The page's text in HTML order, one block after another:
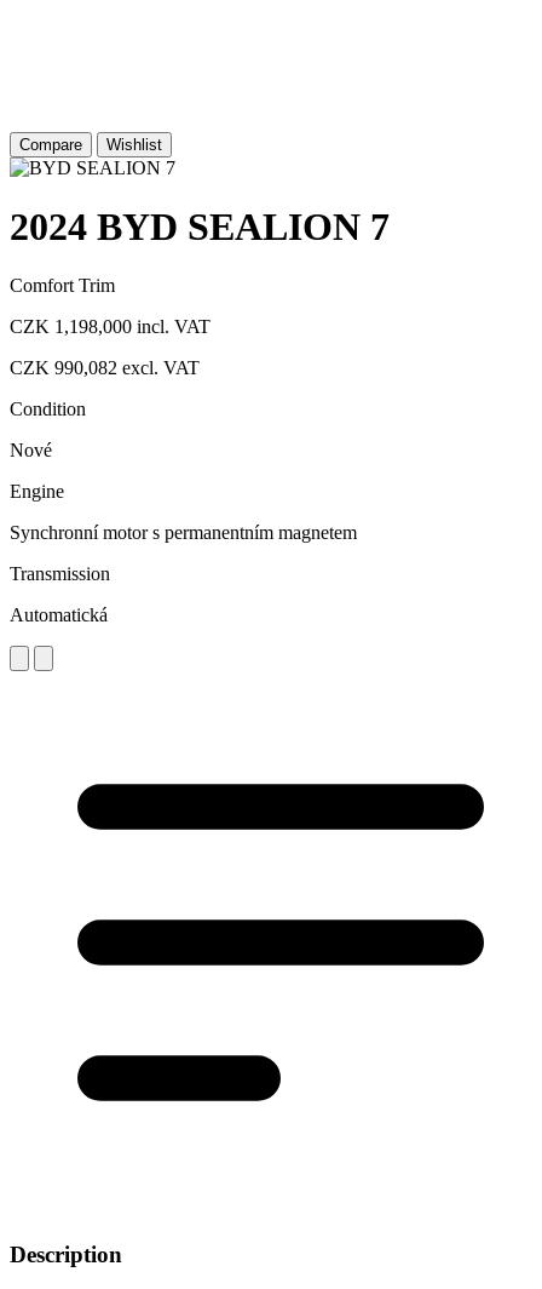
Compare Wishlist
2024 BYD SEALION 7
Comfort Trim
CZK 1,198,000 incl. VAT
CZK 990,082 excl. VAT
Condition
Nové
Engine
Synchronní motor s permanentním magnetem
Transmission
Automatická
Description